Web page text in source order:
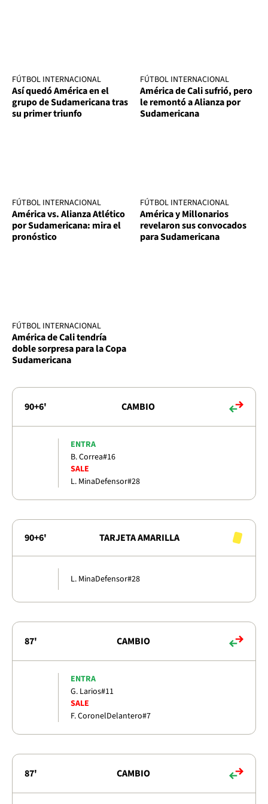
FÚTBOL INTERNACIONAL
Así quedó América en el
grupo de Sudamericana tras
su primer triunfo
FÚTBOL INTERNACIONAL
América de Cali sufrió, pero
le remontó a Alianza por
Sudamericana
FÚTBOL INTERNACIONAL
América vs. Alianza Atlético
por Sudamericana: mira el
pronóstico
FÚTBOL INTERNACIONAL
América y Millonarios
revelaron sus convocados
para Sudamericana
FÚTBOL INTERNACIONAL
América de Cali tendría
doble sorpresa para la Copa
Sudamericana
90+6' CAMBIO
ENTRA
B. Correa#16
SALE
L. MinaDefensor#28
90+6' TARJETA AMARILLA
L. MinaDefensor#28
87' CAMBIO
ENTRA
G. Larios#11
SALE
F. CoronelDelantero#7
87' CAMBIO